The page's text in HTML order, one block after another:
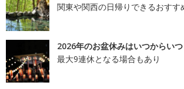
関東や関西の日帰りできるおすす
2026年のお盆休みはいつからいつ
最大9連休となる場合もあり